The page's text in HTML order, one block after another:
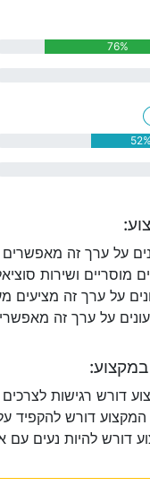
76%
52%
על ערך זה
מוסריים ושירות
על ערך זה מציעים
על ערך זה
דורש רגישות לצרכים
המקצוע דורש להקפיד
דורש להיות נעים עם